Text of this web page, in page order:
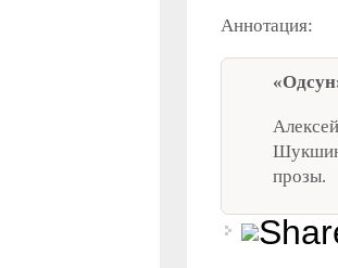
Аннотация:
прозы.